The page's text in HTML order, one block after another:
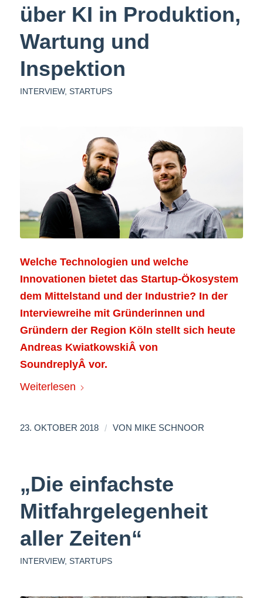
über KI in Produktion,
Wartung und
Inspektion
INTERVIEW, STARTUPS
Welche Technologien und welche
Innovationen bietet das Startup-Ökosystem
dem Mittelstand und der Industrie? In der
Interviewreihe mit Gründerinnen und
Gründern der Region Köln stellt sich heute
Andreas KwiatkowskiÂ von
SoundreplyÂ vor.
Weiterlesen
23. OKTOBER 2018 / VON MIKE SCHNOOR
„Die einfachste
Mitfahrgelegenheit
aller Zeiten“
INTERVIEW, STARTUPS